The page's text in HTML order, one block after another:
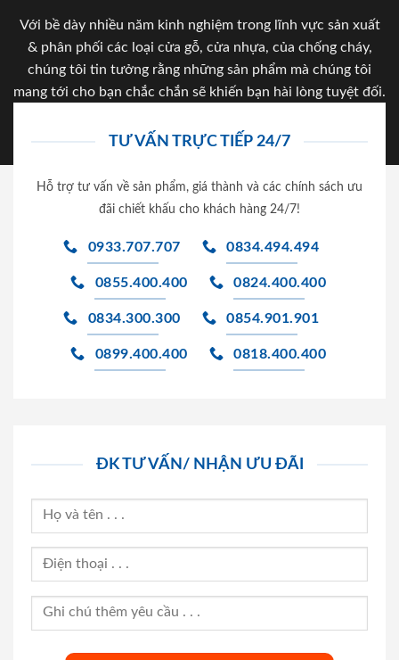
Với bề dày nhiều năm kinh nghiệm trong lĩnh vực sản xuất
& phân phối các loại cửa gỗ, cửa nhựa, của chống cháy,
chúng tôi tin tưởng rằng những sản phẩm mà chúng tôi
mang tới cho bạn chắc chắn sẽ khiến bạn hài lòng tuyệt đối.
TƯ VẤN TRỰC TIẾP 24/7
Hỗ trợ tư vấn về sản phẩm, giá thành và các chính sách ưu
đãi chiết khấu cho khách hàng 24/7!
0933.707.707 0834.494.494
0855.400.400 0824.400.400
0834.300.300 0854.901.901
0899.400.400 0818.400.400
ĐK TƯ VẤN/ NHẬN ƯU ĐÃI